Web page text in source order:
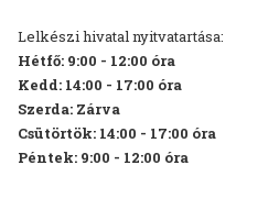
Lelkészi hivatal nyitvatartása:
Hétfő: 9:00 - 12:00 óra
Kedd: 14:00 - 17:00 óra
Szerda: Zárva
Csütörtök: 14:00 - 17:00 óra
Péntek: 9:00 - 12:00 óra